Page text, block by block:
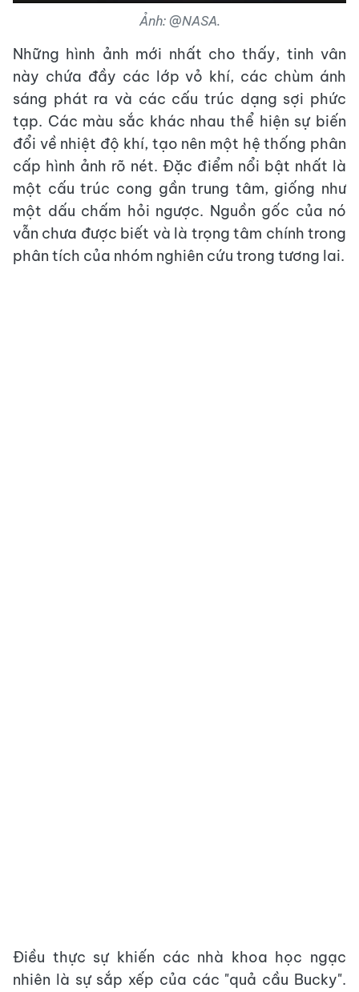
Ảnh: @NASA.
Những hình ảnh mới nhất cho thấy, tinh vân
này chứa đầy các lớp vỏ khí, các chùm ánh
sáng phát ra và các cấu trúc dạng sợi phức
tạp. Các màu sắc khác nhau thể hiện sự biến
đổi về nhiệt độ khí, tạo nên một hệ thống phân
cấp hình ảnh rõ nét. Đặc điểm nổi bật nhất là
một cấu trúc cong gần trung tâm, giống như
một dấu chấm hỏi ngược. Nguồn gốc của nó
vẫn chưa được biết và là trọng tâm chính trong
phân tích của nhóm nghiên cứu trong tương lai.
Điều thực sự khiến các nhà khoa học ngạc
nhiên là sự sắp xếp của các "quả cầu Bucky".